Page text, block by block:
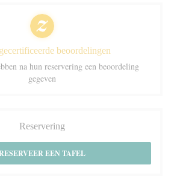
beoordelingen
na hun reservering een beoordeling
gegeven
Reservering
EEN TAFEL